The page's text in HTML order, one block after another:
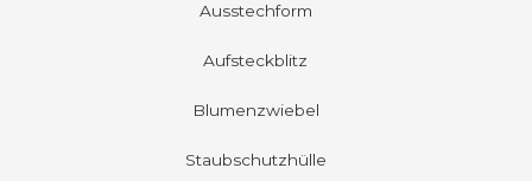
Ausstechform
Aufsteckblitz
Blumenzwiebel
Staubschutzhülle